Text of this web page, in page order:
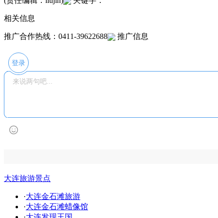
相关信息
推广合作热线：0411-39622688 推广信息
登录
大连旅游景点
·大连金石滩旅游
·大连金石滩蜡像馆